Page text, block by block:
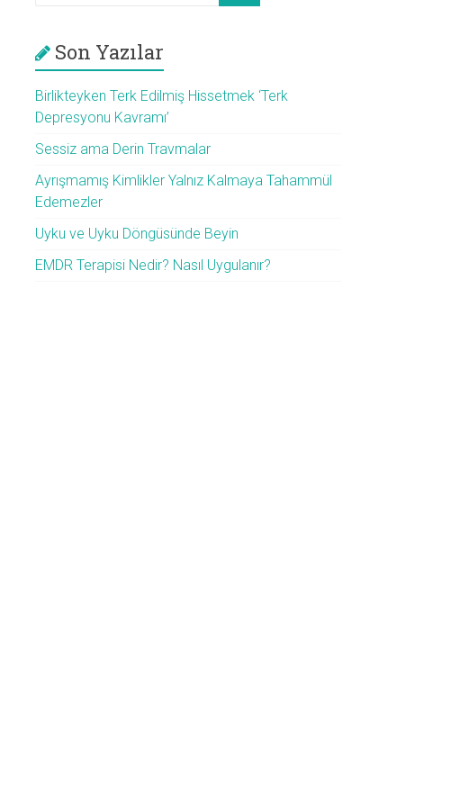
Son Yazılar
Birlikteyken Terk Edilmiş Hissetmek ‘Terk
Depresyonu Kavramı’
Sessiz ama Derin Travmalar
Ayrışmamış Kimlikler Yalnız Kalmaya Tahammül
Edemezler
Uyku ve Uyku Döngüsünde Beyin
EMDR Terapisi Nedir? Nasıl Uygulanır?